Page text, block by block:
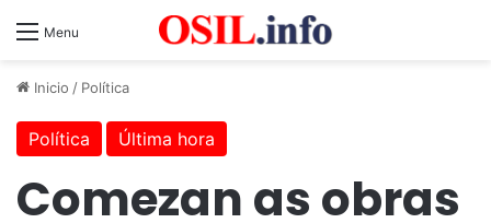
Menu
Inicio / Política
Política Última hora
Comezan as obras